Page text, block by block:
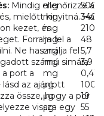
Mindig ellenőrizze a
mielőtt kinyitná. Ha
kezet, és
Forralja fel a
Ne használja fel
számú simára
port a
az ajánlott
össze, hogy a por
vissza egy
mg
500
mg
340
mg
210
mg
48
mg
5,7
mg
3,9
mg
0,41
μg
100
μg
19
μg
55